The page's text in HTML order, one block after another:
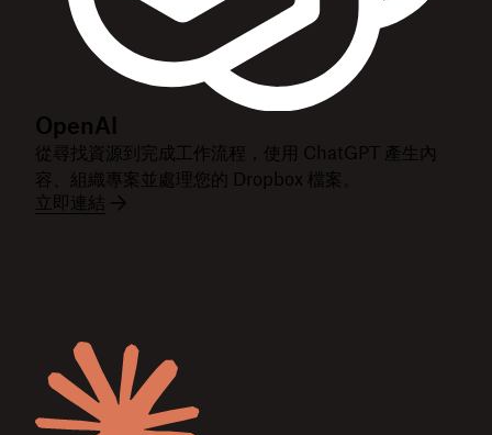
OpenAI
從尋找資源到完成工作流程，使用 ChatGPT 產生內
容、組織專案並處理您的 Dropbox 檔案。
立即連結